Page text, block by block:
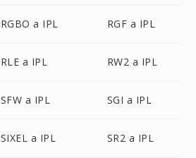
RGBO a IPL RGF a IPL
RLE a IPL RW2 a IPL
SFW a IPL SGI a IPL
SIXEL a IPL SR2 a IPL